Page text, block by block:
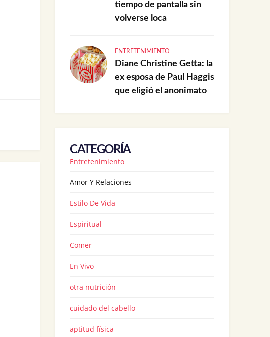
tiempo de pantalla sin
volverse loca
ENTRETENIMIENTO
Diane Christine Getta: la
ex esposa de Paul Haggis
que eligió el anonimato
CATEGORÍA
Entretenimiento
Amor Y Relaciones
Estilo De Vida
Espiritual
Comer
En Vivo
otra nutrición
cuidado del cabello
aptitud física